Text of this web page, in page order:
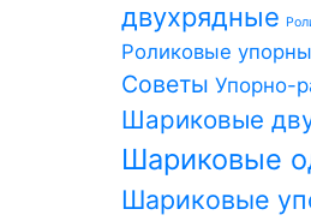
двухрядные
Роликовые
Советы Упорно-
Шариковые
Шариковые
Шариковые